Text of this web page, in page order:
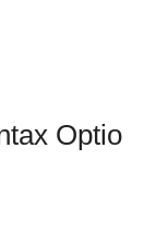
Optio